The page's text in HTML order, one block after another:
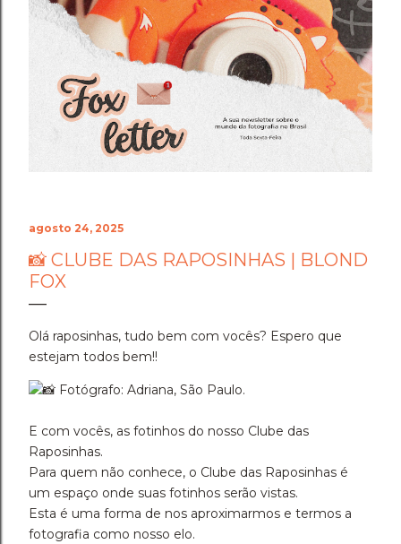
suas fotinhos. Fique a vontade! Ficarei muito feliz de
recebê-las. Eu espero as suas obras de arte, ein?!
Beijos da raposa e até a próxima!!
agosto 24, 2025
📸 CLUBE DAS RAPOSINHAS | BLOND
FOX
Olá raposinhas, tudo bem com vocês? Espero que
estejam todos bem!!
Fotógrafo: Adriana, São Paulo.
E com vocês, as fotinhos do nosso Clube das
Raposinhas.
Para quem não conhece, o Clube das Raposinhas é
um espaço onde suas fotinhos serão vistas.
Esta é uma forma de nos aproximarmos e termos a
fotografia como nosso elo.